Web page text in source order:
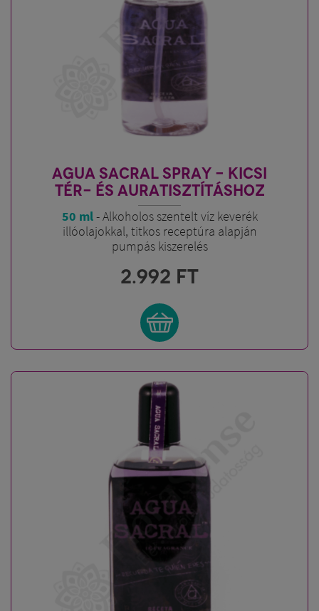
AGUA SACRAL SPRAY - KICSI
TÉR- ÉS AURATISZTÍTÁSHOZ
50 ml- Alkoholos szentelt víz keverék
illóolajokkal, titkos receptúra alapján
pumpás kiszerelés
2.992 FT